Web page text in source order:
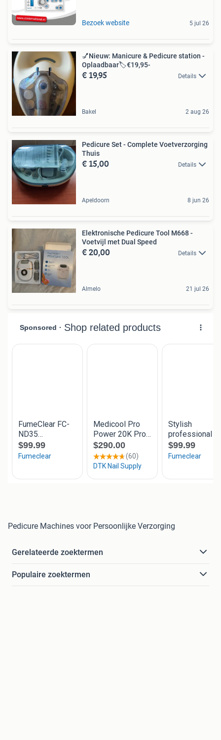
Bezoek website 5 jul 26
💅Nieuw: Manicure & Pedicure station -
Oplaadbaar🏷️€19,95-
€ 19,95 Details
Bakel 2 aug 26
Pedicure Set - Complete Voetverzorging
Thuis
€ 15,00 Details
Apeldoorn 8 jun 26
Elektronische Pedicure Tool M668 -
Voetvijl met Dual Speed
€ 20,00 Details
Almelo 21 jul 26
Pedicure Machines voor Persoonlijke Verzorging
Gerelateerde zoektermen
Populaire zoektermen